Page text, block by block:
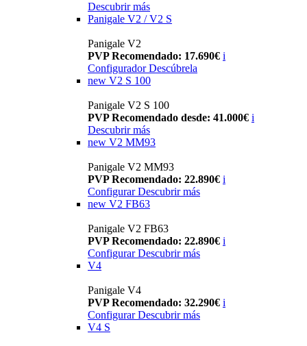
Descubrir más
Panigale V2 / V2 S
Panigale V2
PVP Recomendado: 17.690€ i
Configurador Descúbrela
new V2 S 100
Panigale V2 S 100
PVP Recomendado desde: 41.000€ i
Descubrir más
new V2 MM93
Panigale V2 MM93
PVP Recomendado: 22.890€ i
Configurar Descubrir más
new V2 FB63
Panigale V2 FB63
PVP Recomendado: 22.890€ i
Configurar Descubrir más
V4
Panigale V4
PVP Recomendado: 32.290€ i
Configurar Descubrir más
V4 S